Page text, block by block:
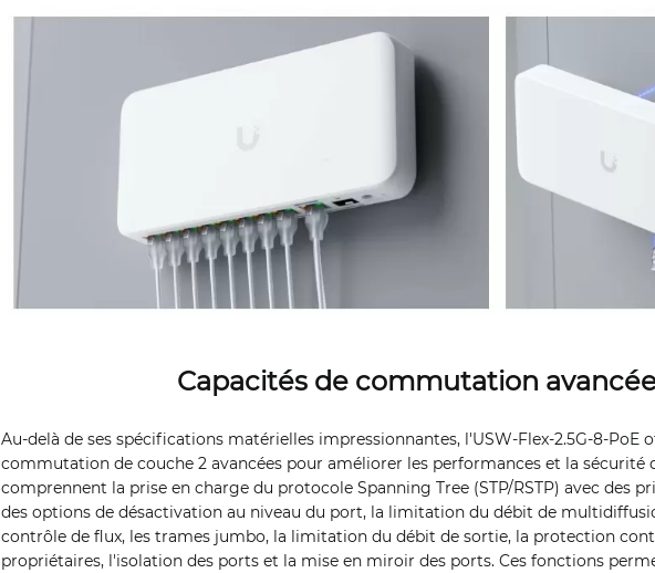
Capacités de commutation
Au-delà de ses spécifications matérielles impressionnantes, l'USW-Flex-2.5G-8-PoE
commutation de couche 2 avancées pour améliorer les performances et la sécurité
comprennent la prise en charge du protocole Spanning Tree (STP/RSTP) avec des
des options de désactivation au niveau du port, la limitation du débit de
contrôle de flux, les trames jumbo, la limitation du débit de sortie, la protection
propriétaires, l'isolation des ports et la mise en miroir des ports. Ces fonctions